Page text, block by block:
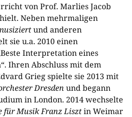
von Prof. Marlies Jacob
Neben mehrmaligen
und anderen
sie u.a. 2010 einen
Interpretation eines
Ihren Abschluss mit dem
Grieg spielte sie 2013 mit
Dresden und begann
in London. 2014 wechselte
für Musik Franz Lisztin Weimar